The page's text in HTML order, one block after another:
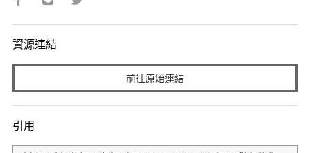
資源連結
前往原始連結
引用